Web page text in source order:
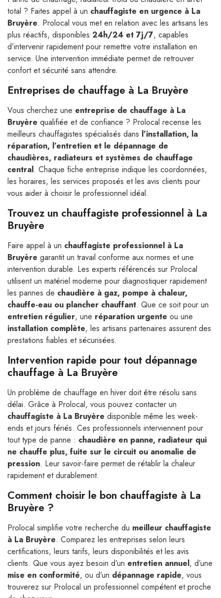
total ? Faites appel à un chauffagiste en urgence à La
Bruyère. Prolocal vous met en relation avec les artisans les
plus réactifs, disponibles 24h/24 et 7j/7, capables
d’intervenir rapidement pour remettre votre installation en
service. Une intervention immédiate permet de retrouver
confort et sécurité sans attendre.
Entreprises de chauffage à La Bruyère
Vous cherchez une entreprise de chauffage à La
Bruyère qualifiée et de confiance ? Prolocal recense les
meilleurs chauffagistes spécialisés dans l’installation, la
réparation, l’entretien et le dépannage de
chaudières, radiateurs et systèmes de chauffage
central. Chaque fiche entreprise indique les coordonnées,
les horaires, les services proposés et les avis clients pour
vous aider à choisir le professionnel idéal.
Trouvez un chauffagiste professionnel à La
Bruyère
Faire appel à un chauffagiste professionnel à La
Bruyère garantit un travail conforme aux normes et une
intervention durable. Les experts référencés sur Prolocal
utilisent un matériel moderne pour diagnostiquer rapidement
les pannes de chaudière à gaz, pompe à chaleur,
chauffe-eau ou plancher chauffant. Que ce soit pour un
entretien régulier, une réparation urgente ou une
installation complète, les artisans partenaires assurent des
prestations fiables et sécurisées.
Intervention rapide pour tout dépannage
chauffage à La Bruyère
Un problème de chauffage en hiver doit être résolu sans
délai. Grâce à Prolocal, vous pouvez contacter un
chauffagiste à La Bruyère disponible même les week-
ends et jours fériés. Ces professionnels interviennent pour
tout type de panne : chaudière en panne, radiateur qui
ne chauffe plus, fuite sur le circuit ou anomalie de
pression. Leur savoir-faire permet de rétablir la chaleur
rapidement et durablement.
Comment choisir le bon chauffagiste à La
Bruyère ?
Prolocal simplifie votre recherche du meilleur chauffagiste
à La Bruyère. Comparez les entreprises selon leurs
certifications, leurs tarifs, leurs disponibilités et les avis
clients. Que vous ayez besoin d’un entretien annuel, d’une
mise en conformité, ou d’un dépannage rapide, vous
trouverez sur Prolocal un professionnel compétent et proche